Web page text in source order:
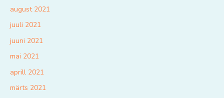
august 2021
juuli 2021
juuni 2021
mai 2021
aprill 2021
märts 2021